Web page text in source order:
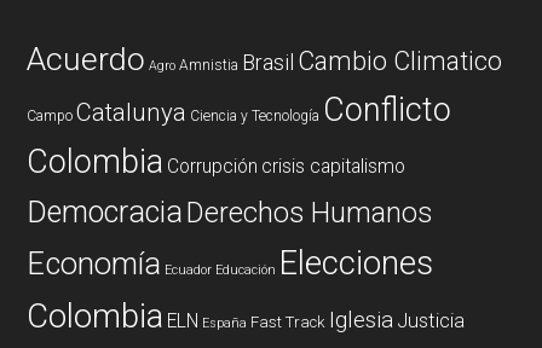
Acuerdo Agro Amnistia Brasil Cambio Climatico
Campo Catalunya Ciencia y Tecnología Conflicto
Colombia Corrupción crisis capitalismo
DemocraciaDerechos Humanos
Economía Ecuador Educación Elecciones
Colombia ELN España Fast Track Iglesia Justicia